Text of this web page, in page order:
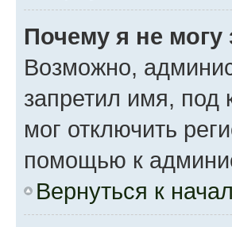
Почему я не могу
Возможно,
запретил имя, под
мог отключить
помощью к
Вернуться к